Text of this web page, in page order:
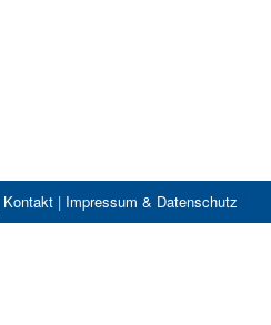
Kontakt | Impressum & Datenschutz